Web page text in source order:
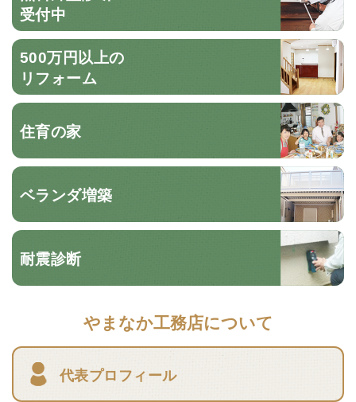
受付中
500万円以上の
リフォーム
住育の家
ベランダ増築
耐震診断
やまなか工務店について
代表プロフィール